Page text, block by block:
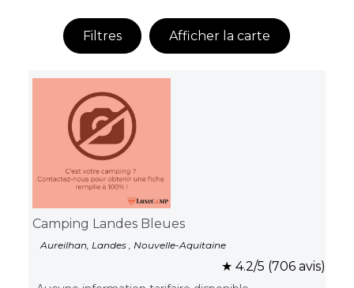
Filtres Afficher la carte
Camping Landes Bleues
Aureilhan, Landes , Nouvelle-Aquitaine
★ 4.2/5 (706 avis)